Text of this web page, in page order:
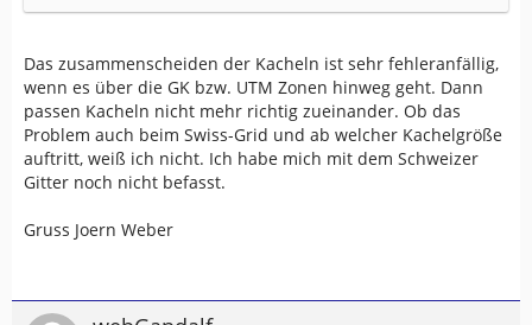
Das zusammenscheiden der Kacheln ist sehr fehleranfällig,
wenn es über die GK bzw. UTM Zonen hinweg geht. Dann
passen Kacheln nicht mehr richtig zueinander. Ob das
Problem auch beim Swiss-Grid und ab welcher Kachelgröße
auftritt, weiß ich nicht. Ich habe mich mit dem Schweizer
Gitter noch nicht befasst.
Gruss Joern Weber